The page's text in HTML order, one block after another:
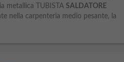
metallica TUBISTA SALDATORE
nella carpenteria medio pesante, la